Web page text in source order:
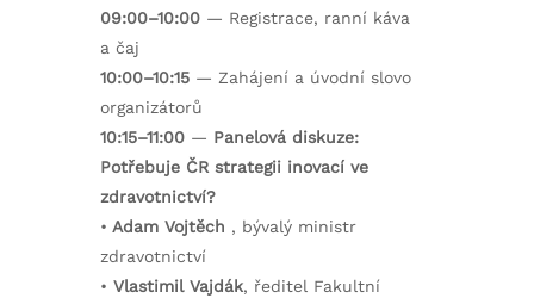
09:00–10:00 — Registrace, ranní káva
a čaj
10:00–10:15 — Zahájení a úvodní slovo
organizátorů
10:15–11:00 — Panelová diskuze:
Potřebuje ČR strategii inovací ve
zdravotnictví?
• Adam Vojtěch , bývalý ministr
zdravotnictví
• Vlastimil Vajdák, ředitel Fakultní